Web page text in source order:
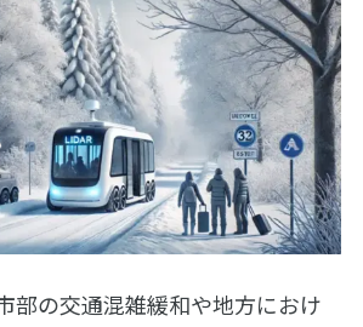
部の交通混雑緩和や地方におけ